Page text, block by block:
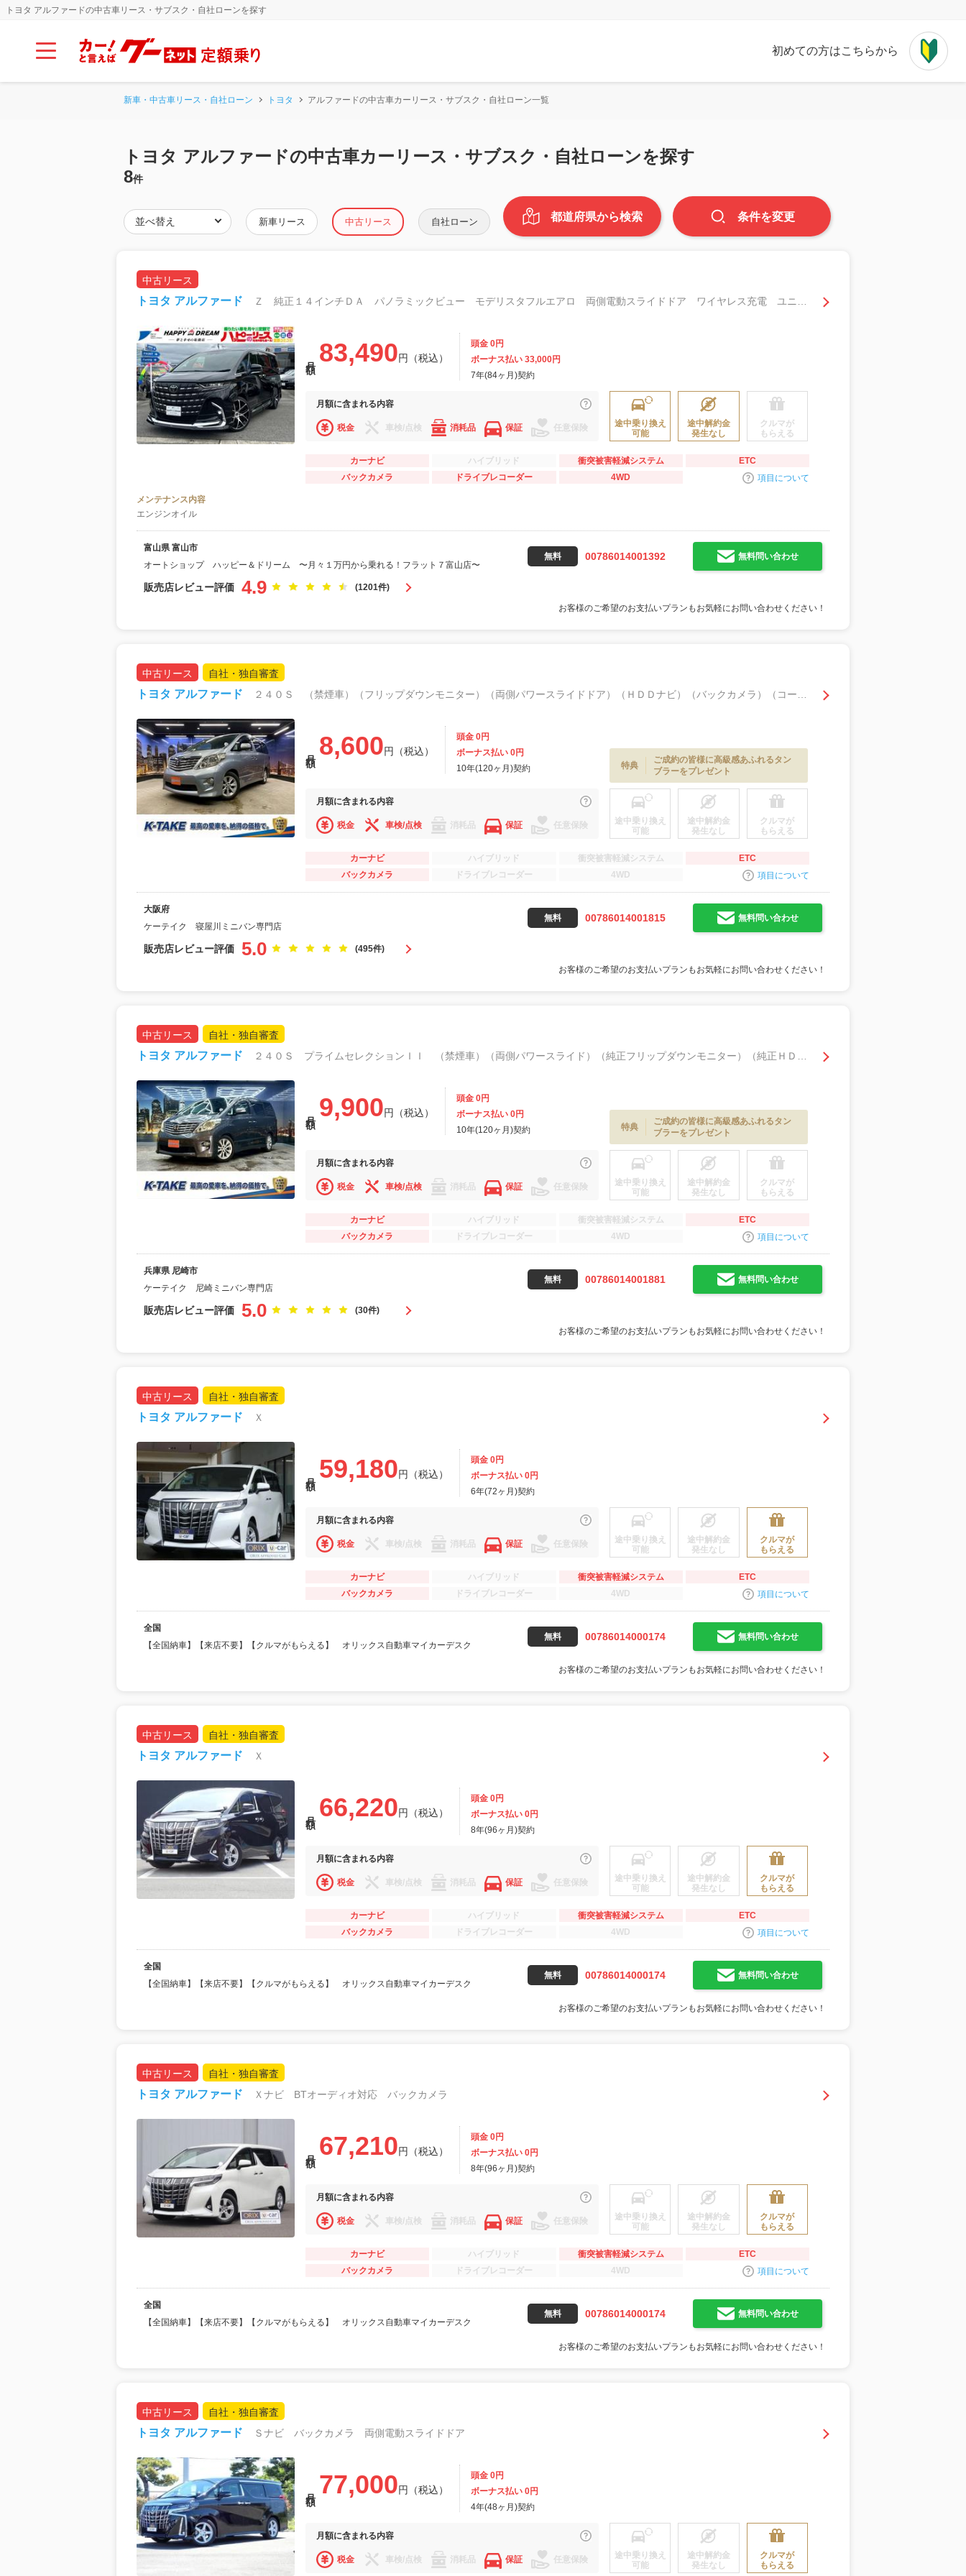
トヨタ アルファードの中古車リース・サブスク・自社ローンを探す
初めての方はこちらから
新車・中古車リース・自社ローン トヨタ アルファードの中古車カーリース・サブスク・自社ローン一覧
トヨタ アルファードの中古車カーリース・サブスク・自社ローンを探す
8件
都道府県から検索 条件を変更
新車リース 中古リース 自社ローン
中古リース
トヨタ アルファード
83,490円（税込）
頭金 0円
ボーナス払い 33,000円
7年(84ヶ月)契約
月額に含まれる内容
税金 車検/点検 消耗品 保証 任意保険
途中乗り換え
可能
途中解約金
発生なし
クルマが
もらえる
カーナビ ハイブリッド 衝突被害軽減システム
ETC
バックカメラ
ドライブレコーダー 4WD 項目について
メンテナンス内容
エンジンオイル
富山県 富山市
オートショップ ハッピー＆ドリーム 〜月々１万円から乗れる！フラット７富山店〜
無料 00786014001392 無料問い合わせ
販売店レビュー評価 4.9 (1201件)
お客様のご希望のお支払いプランもお気軽にお問い合わせください！
中古リース 自社・独自審査
トヨタ アルファード
8,600円（税込）
頭金 0円
ボーナス払い 0円
10年(120ヶ月)契約
月額に含まれる内容
税金 車検/点検 消耗品 保証 任意保険
特典
ご成約の皆様に高級感あふれるタン
ブラーをプレゼント
途中乗り換え
可能
途中解約金
発生なし
クルマが
もらえる
カーナビ ハイブリッド 衝突被害軽減システム
ETC
バックカメラ
ドライブレコーダー 4WD 項目について
大阪府
ケーテイク 寝屋川ミニバン専門店
無料 00786014001815 無料問い合わせ
販売店レビュー評価 5.0 (495件)
お客様のご希望のお支払いプランもお気軽にお問い合わせください！
中古リース 自社・独自審査
トヨタ アルファード
9,900円（税込）
頭金 0円
ボーナス払い 0円
10年(120ヶ月)契約
月額に含まれる内容
税金 車検/点検 消耗品 保証 任意保険
特典
ご成約の皆様に高級感あふれるタン
ブラーをプレゼント
途中乗り換え
可能
途中解約金
発生なし
クルマが
もらえる
カーナビ ハイブリッド 衝突被害軽減システム
ETC
バックカメラ
ドライブレコーダー 4WD 項目について
兵庫県 尼崎市
ケーテイク 尼崎ミニバン専門店
無料 00786014001881 無料問い合わせ
販売店レビュー評価 5.0 (30件)
お客様のご希望のお支払いプランもお気軽にお問い合わせください！
中古リース 自社・独自審査
トヨタ アルファード Ｘ
59,180円（税込）
頭金 0円
ボーナス払い 0円
6年(72ヶ月)契約
月額に含まれる内容
税金 車検/点検 消耗品 保証 任意保険
途中乗り換え
可能
途中解約金
発生なし
クルマが
もらえる
カーナビ ハイブリッド 衝突被害軽減システム
ETC
バックカメラ
ドライブレコーダー 4WD 項目について
全国
【全国納車】【来店不要】【クルマがもらえる】 オリックス自動車マイカーデスク
無料 00786014000174 無料問い合わせ
お客様のご希望のお支払いプランもお気軽にお問い合わせください！
中古リース 自社・独自審査
トヨタ アルファード Ｘ
66,220円（税込）
頭金 0円
ボーナス払い 0円
8年(96ヶ月)契約
月額に含まれる内容
税金 車検/点検 消耗品 保証 任意保険
途中乗り換え
可能
途中解約金
発生なし
クルマが
もらえる
カーナビ ハイブリッド 衝突被害軽減システム
ETC
バックカメラ
ドライブレコーダー 4WD 項目について
全国
【全国納車】【来店不要】【クルマがもらえる】 オリックス自動車マイカーデスク
無料 00786014000174 無料問い合わせ
お客様のご希望のお支払いプランもお気軽にお問い合わせください！
中古リース 自社・独自審査
トヨタ アルファード Ｘナビ BTオーディオ対応 バックカメラ
67,210円（税込）
頭金 0円
ボーナス払い 0円
8年(96ヶ月)契約
月額に含まれる内容
税金 車検/点検 消耗品 保証 任意保険
途中乗り換え
可能
途中解約金
発生なし
クルマが
もらえる
カーナビ ハイブリッド 衝突被害軽減システム
ETC
バックカメラ
ドライブレコーダー 4WD 項目について
全国
【全国納車】【来店不要】【クルマがもらえる】 オリックス自動車マイカーデスク
無料 00786014000174 無料問い合わせ
お客様のご希望のお支払いプランもお気軽にお問い合わせください！
中古リース 自社・独自審査
トヨタ アルファード Ｓナビ バックカメラ 両側電動スライドドア
77,000円（税込）
頭金 0円
ボーナス払い 0円
4年(48ヶ月)契約
月額に含まれる内容
税金 車検/点検 消耗品 保証 任意保険
途中乗り換え
可能
途中解約金
発生なし
クルマが
もらえる